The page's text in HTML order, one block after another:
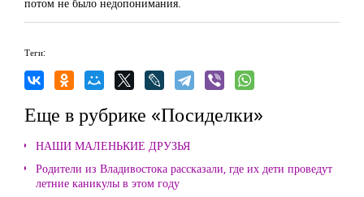
Теги:
Еще в рубрике «Посиделки»
НАШИ МАЛЕНЬКИЕ ДРУЗЬЯ
Родители из Владивостока рассказали, где их дети проведут
летние каникулы в этом году